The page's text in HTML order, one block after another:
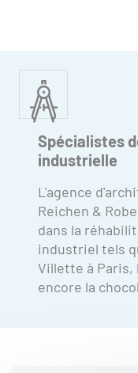
Spécialistes
industrielle
L'agence
Reichen &
dans la
industriel tels
Villette à Paris,
encore la